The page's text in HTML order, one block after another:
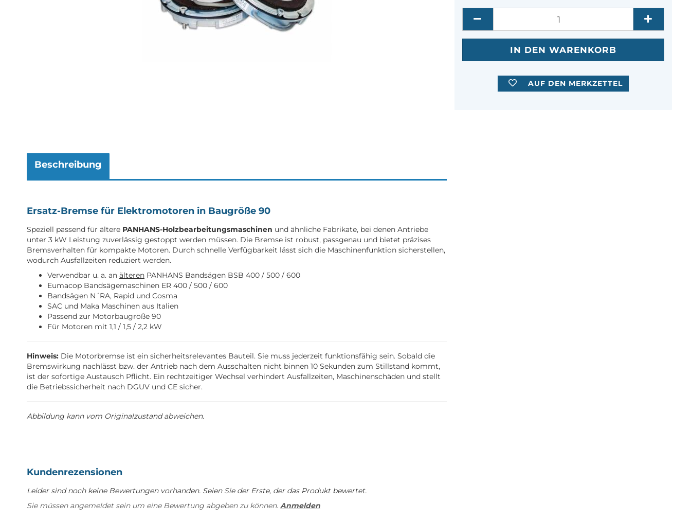
AUF DEN MERKZETTEL
Beschreibung
Ersatz-Bremse für Elektromotoren in Baugröße 90
Speziell passend für ältere PANHANS-Holzbearbeitungsmaschinen und ähnliche Fabrikate, bei denen Antriebe
unter 3 kW Leistung zuverlässig gestoppt werden müssen. Die Bremse ist robust, passgenau und bietet präzises
Bremsverhalten für kompakte Motoren. Durch schnelle Verfügbarkeit lässt sich die Maschinenfunktion sicherstellen,
wodurch Ausfallzeiten reduziert werden.
Verwendbar u. a. an älteren PANHANS Bandsägen BSB 400 / 500 / 600
Eumacop Bandsägemaschinen ER 400 / 500 / 600
Bandsägen N´RA, Rapid und Cosma
SAC und Maka Maschinen aus Italien
Passend zur Motorbaugröße 90
Für Motoren mit 1,1 / 1,5 / 2,2 kW
Hinweis: Die Motorbremse ist ein sicherheitsrelevantes Bauteil. Sie muss jederzeit funktionsfähig sein. Sobald die
Bremswirkung nachlässt bzw. der Antrieb nach dem Ausschalten nicht binnen 10 Sekunden zum Stillstand kommt,
ist der sofortige Austausch Pflicht. Ein rechtzeitiger Wechsel verhindert Ausfallzeiten, Maschinenschäden und stellt
die Betriebssicherheit nach DGUV und CE sicher.
Abbildung kann vom Originalzustand abweichen.
Kundenrezensionen
Leider sind noch keine Bewertungen vorhanden. Seien Sie der Erste, der das Produkt bewertet.
Sie müssen angemeldet sein um eine Bewertung abgeben zu können. Anmelden